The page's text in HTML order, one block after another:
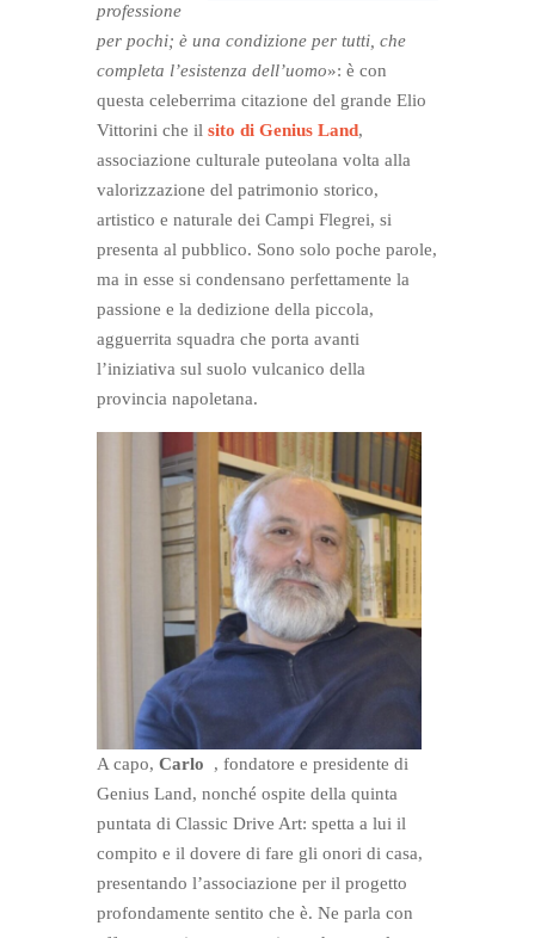
professione
per pochi; è una condizione per tutti, che
completa l’esistenza dell’uomo»: è con
questa celeberrima citazione del grande Elio
Vittorini che il sito di Genius Land,
associazione culturale puteolana volta alla
valorizzazione del patrimonio storico,
artistico e naturale dei Campi Flegrei, si
presenta al pubblico. Sono solo poche parole,
ma in esse si condensano perfettamente la
passione e la dedizione della piccola,
agguerrita squadra che porta avanti
l’iniziativa sul suolo vulcanico della
provincia napoletana.
A capo, Carlo , fondatore e presidente di
Genius Land, nonché ospite della quinta
puntata di Classic Drive Art: spetta a lui il
compito e il dovere di fare gli onori di casa,
presentando l’associazione per il progetto
profondamente sentito che è. Ne parla con